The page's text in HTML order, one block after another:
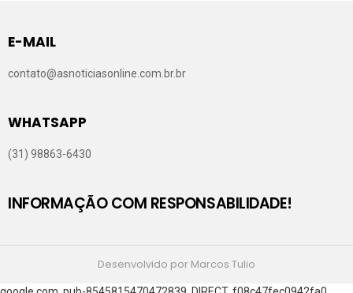
E-MAIL
contato@asnoticiasonline.com.br.br
WHATSAPP
(31) 98863-6430
INFORMAÇÃO COM RESPONSABILIDADE!
Desenvolvido por Marcos Tulio